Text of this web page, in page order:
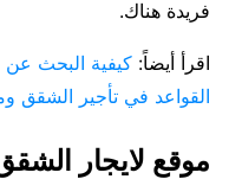
فريدة هناك.
اقرأ أيضاً: كيفية البحث عن
القواعد في تأجير الشقق
موقع لايجار